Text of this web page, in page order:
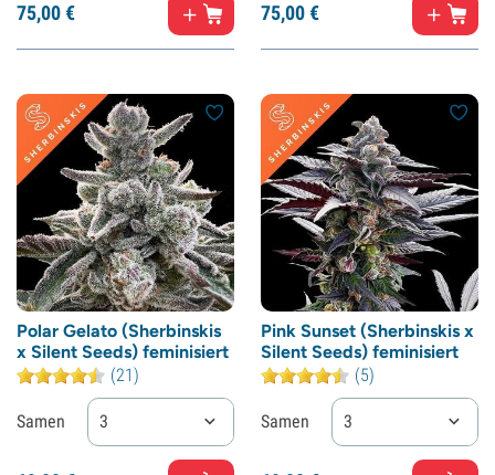
75,00€ 75,00€
Polar Gelato (Sherbinskis
x Silent Seeds) feminisiert
(21)
Samen 3
Pink Sunset (Sherbinskis x
Silent Seeds) feminisiert
(5)
Samen 3